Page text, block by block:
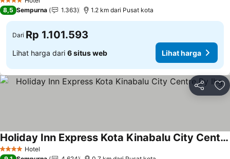
4 Bintang
8,5 Sempurna 1.363 1.2 km dari Pusat kota
Dari Rp 1.101.593
Lihat harga dari 6 situs web Lihat harga
Bagikan
4 BintangHotel
Holiday Inn Express Kota Kinabalu City Centre By Ihg
Lihat harga